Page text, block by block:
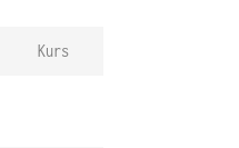
Kurs